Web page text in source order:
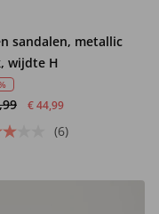
sandalen, metallic
wijdte H
€ 44,99
(6)